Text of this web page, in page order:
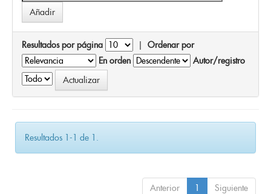
Resultados por página | Ordenar por
En orden
Autor/registro
Resultados 1-1 de 1.
Anterior 1 Siguiente